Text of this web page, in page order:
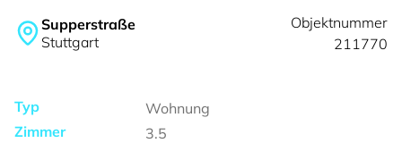
Supperstraße
Stuttgart
Objektnummer
211770
Typ
Wohnung
Zimmer
3.5